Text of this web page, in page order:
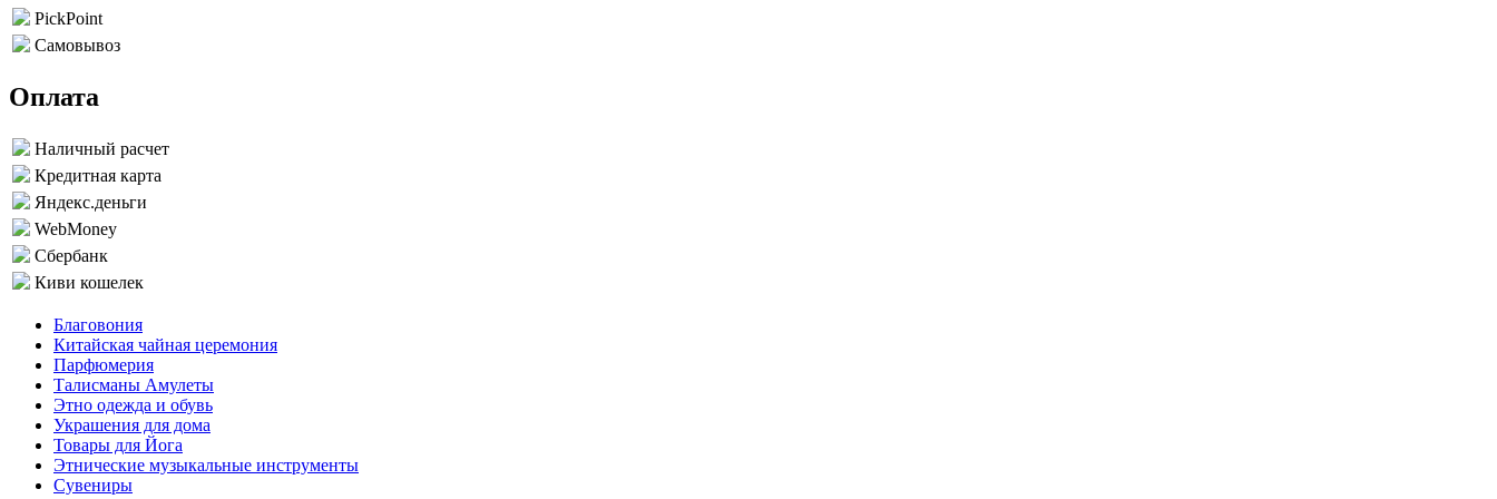
PickPoint
Самовывоз
Оплата
Наличный расчет
Кредитная карта
Яндекс.деньги
WebMoney
Сбербанк
Киви кошелек
Благовония
Китайская чайная церемония
Парфюмерия
Талисманы Амулеты
Этно одежда и обувь
Украшения для дома
Товары для Йога
Этнические музыкальные инструменты
Сувениры